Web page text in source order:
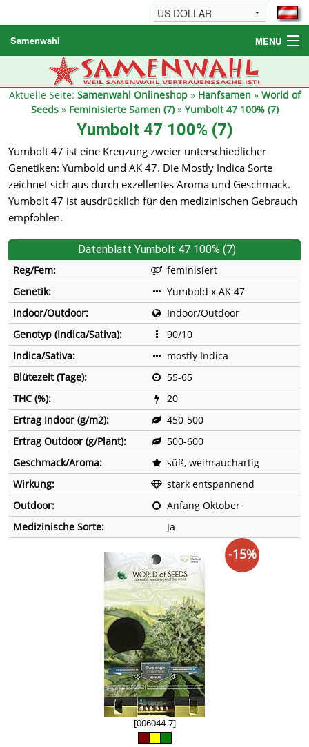
Samenwahl MENU
Hanfsamen
Weitere Produkte
Reseller
Aktuelle Seite: Samenwahl Onlineshop» Hanfsamen » World of
Seeds» Feminisierte Samen (7)» Yumbolt 47 100% (7)
Yumbolt 47 100% (7)
Yumbolt 47 ist eine Kreuzung zweier unterschiedlicher
Genetiken: Yumbold und AK 47. Die Mostly Indica Sorte
zeichnet sich aus durch exzellentes Aroma und Geschmack.
Yumbolt 47 ist ausdrücklich für den medizinischen Gebrauch
empfohlen.
Datenblatt Yumbolt 47 100% (7)
Reg/Fem:
feminisiert
Genetik:
Yumbold x AK 47
Indoor/Outdoor:
Indoor/Outdoor
Genotyp (Indica/Sativa):
90/10
Indica/Sativa:
mostly Indica
Blütezeit (Tage):
55-65
THC (%):
20
Ertrag Indoor (g/m2):
450-500
Ertrag Outdoor (g/Plant):
500-600
Geschmack/Aroma:
süß, weihrauchartig
Wirkung:
stark entspannend
Outdoor:
Anfang Oktober
Medizinische Sorte:
Ja
[006044-7]
-15%